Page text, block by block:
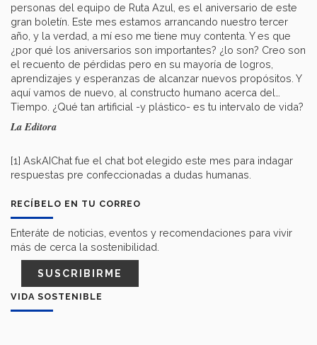
personas del equipo de Ruta Azul, es el aniversario de este
gran boletín. Este mes estamos arrancando nuestro tercer
año, y la verdad, a mí eso me tiene muy contenta. Y es que
¿por qué los aniversarios son importantes? ¿lo son? Creo son
el recuento de pérdidas pero en su mayoría de logros,
aprendizajes y esperanzas de alcanzar nuevos propósitos. Y
aquí vamos de nuevo, al constructo humano acerca del…
Tiempo. ¿Qué tan artificial -y plástico- es tu intervalo de vida?
La Editora
[1] AskAIChat fue el chat bot elegido este mes para indagar
respuestas pre confeccionadas a dudas humanas.
RECÍBELO EN TU CORREO
Enteráte de noticias, eventos y recomendaciones para vivir
más de cerca la sostenibilidad.
SUSCRIBIRME
VIDA SOSTENIBLE